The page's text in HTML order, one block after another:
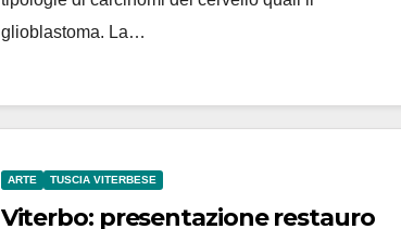
glioblastoma. La…
ARTE TUSCIA VITERBESE
Viterbo: presentazione restauro